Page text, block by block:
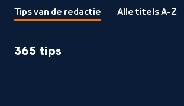
naar'
Tips van de redactie Alle titels A-Z
365 tips